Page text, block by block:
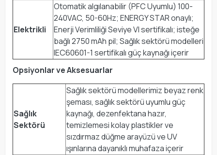
Elektrikli
Otomatik algılanabilir (PFC Uyumlu) 100-
240VAC, 50-60Hz; ENERGY STAR onaylı;
Enerji Verimliliği Seviye VI sertifikalı; isteğe
bağlı 2750 mAh pil; Sağlık sektörü modelleri
IEC60601-1 sertifikalı güç kaynağı içerir
Opsiyonlar ve Aksesuarlar
Sağlık
Sektörü
Sağlık sektörü modellerimiz beyaz renk
şeması, sağlık sektörü uyumlu güç
kaynağı, dezenfektana hazır,
temizlemesi kolay plastikler ve
sızdırmaz düğme arayüzü ve UV
ışınlarına dayanıklı muhafaza içerir